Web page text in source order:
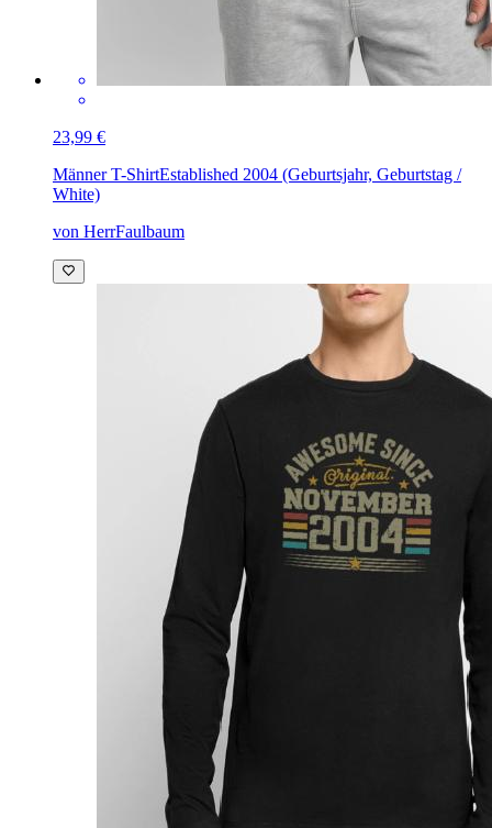
23,99 €
Männer T-ShirtEstablished 2004 (Geburtsjahr, Geburtstag /
White)
von HerrFaulbaum